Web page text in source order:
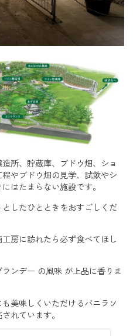
所、貯蔵庫、ブドウ畑、ショ
やブドウ畑の見学、試飲やシ
はたまらない施設です。
したひとときをおすごしくだ
房に訪れたら必ず食べてほし
ンデー の風味 が上品に香りま
美味しくいただけるバニラソ
れています。